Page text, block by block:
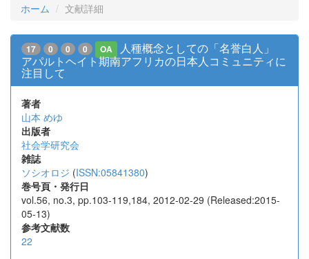
ホーム 文献詳細
17 0 0 0 OA
人種概念としての「名誉白人」
アパルトヘイト期南アフリカの日本人コミュニティに
注目して
著者
山本 めゆ
出版者
社会学研究会
雑誌
ソシオロジ (ISSN:05841380)
巻号頁・発行日
vol.56, no.3, pp.103-119,184, 2012-02-29 (Released:2015-
05-13)
参考文献数
22